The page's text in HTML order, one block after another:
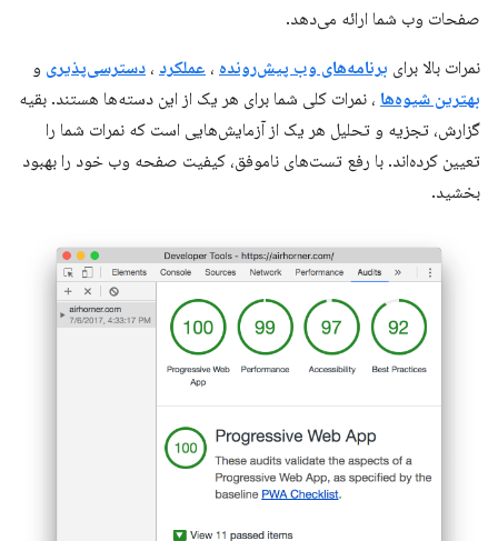
صفحات وب شما ارائه می‌دهد.
نمرات بالا برای برنامه‌های وب پیش‌رونده ، عملکرد ، دسترسی‌پذیری و
بهترین شیوه‌ها ، نمرات کلی شما برای هر یک از این دسته‌ها هستند. بقیه
گزارش، تجزیه و تحلیل هر یک از آزمایش‌هایی است که نمرات شما را
تعیین کرده‌اند. با رفع تست‌های ناموفق، کیفیت صفحه وب خود را بهبود
بخشید.